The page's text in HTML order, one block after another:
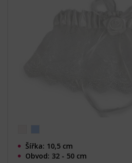
Šířka: 10,5 cm
Obvod: 32 - 50 cm